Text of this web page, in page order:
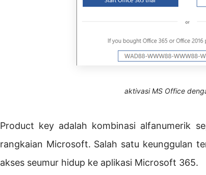
aktivasi MS Office
Product key adalah kombinasi alfanumerik
rangkaian Microsoft. Salah satu keunggulan
akses seumur hidup ke aplikasi Microsoft 365.